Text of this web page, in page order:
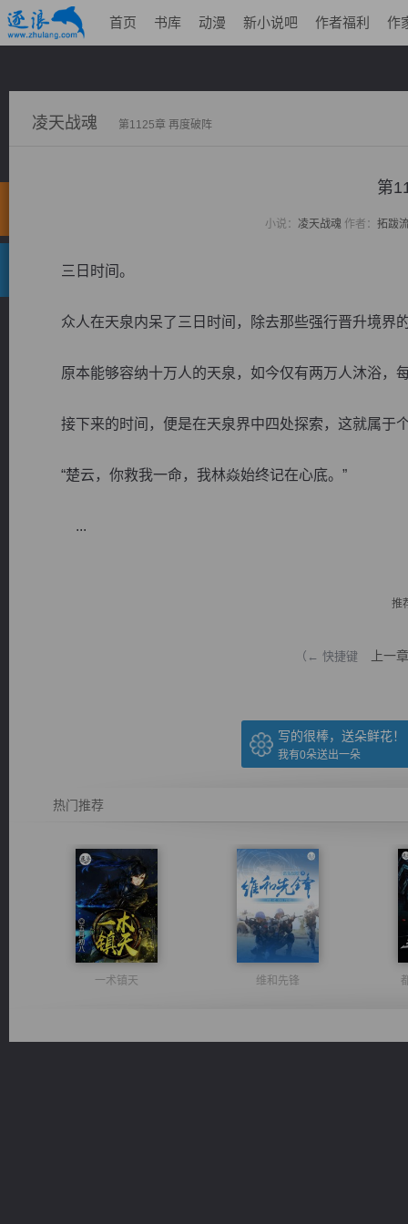
首页 书库 动漫 新小说吧 作者福利 作
凌天战魂 第1125章 再度破阵
第
小说： 凌天战魂作者： 拓跋
三日时间。
众人在天泉内呆了三日时间，除去那些强行晋升境界
原本能够容纳十万人的天泉，如今仅有两万人沐浴，
接下来的时间，便是在天泉界中四处探索，这就属于
“楚云，你救我一命，我林焱始终记在心底。”
...
推
（← 快捷键 上一章
写的很棒，送朵鲜花！
我有0朵送出一朵
热门推荐
一术镇天 维和先锋